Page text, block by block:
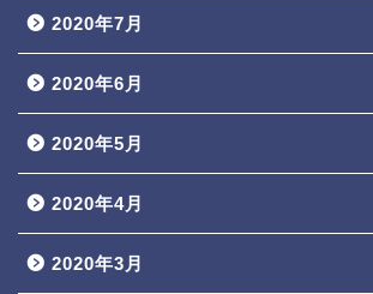
2020年7月
2020年6月
2020年5月
2020年4月
2020年3月